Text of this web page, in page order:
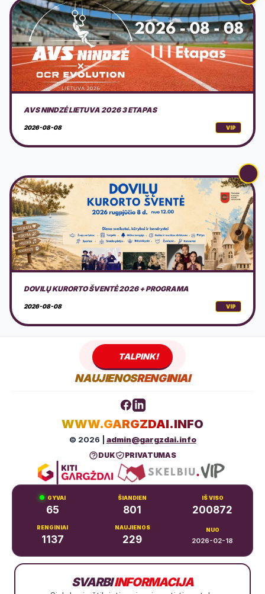
DOVILŲ KURORTO ŠVENTĖ 2026 + PROGRAMA
2026-08-08 VIP
AMERICAN MOTOR FEST 2026
2026-08-08 VIP
TALPINK!
NAUJIENOSRENGINIAI
WWW.GARGZDAI.INFO
© 2026 | admin@gargzdai.info
DUK PRIVATUMAS
GYVAI
65
ŠIANDIEN
801
IŠ VISO
200872
RENGINIAI
1137
NAUJIENOS
229
NUO
2026-02-18
+370 683 99766
SVARBIINFORMACIJA